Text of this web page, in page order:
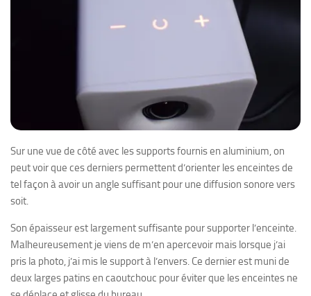
Sur une vue de côté avec les supports fournis en aluminium, on
peut voir que ces derniers permettent d’orienter les enceintes de
tel façon à avoir un angle suffisant pour une diffusion sonore vers
soit.
Son épaisseur est largement suffisante pour supporter l’enceinte.
Malheureusement je viens de m’en apercevoir mais lorsque j’ai
pris la photo, j’ai mis le support à l’envers. Ce dernier est muni de
deux larges patins en caoutchouc pour éviter que les enceintes ne